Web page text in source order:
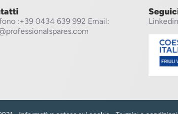
:+39 0434 639 992 Email:
Linkedin